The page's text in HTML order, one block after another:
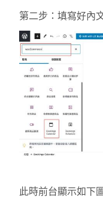
第二步：填寫好內
此時前台顯示如下